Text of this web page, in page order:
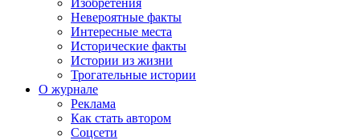
Изобретения
Невероятные факты
Интересные места
Исторические факты
Истории из жизни
Трогательные истории
О журнале
Реклама
Как стать автором
Соцсети